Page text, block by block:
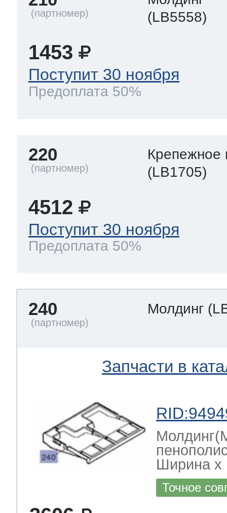
(LB5558)
1453
Поступит 30 ноября
Предоплата 50%
220
Крепежное
(LB1705)
4512
Поступит 30 ноября
Предоплата 50%
240 Молдинг
Запчасти в
Ширина х
Точное